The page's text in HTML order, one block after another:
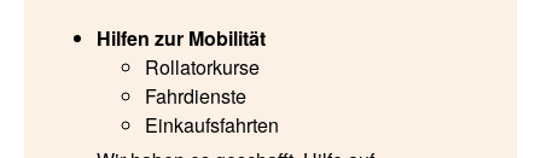
Hilfen zur Mobilität
Rollatorkurse
Fahrdienste
Einkaufsfahrten